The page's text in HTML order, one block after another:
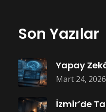
Son Yazılar
Mart 24, 2026